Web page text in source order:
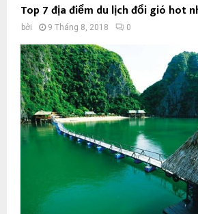
Top 7 địa điểm du lịch đổi gió hot
bởi 9 Tháng 8, 2018 0